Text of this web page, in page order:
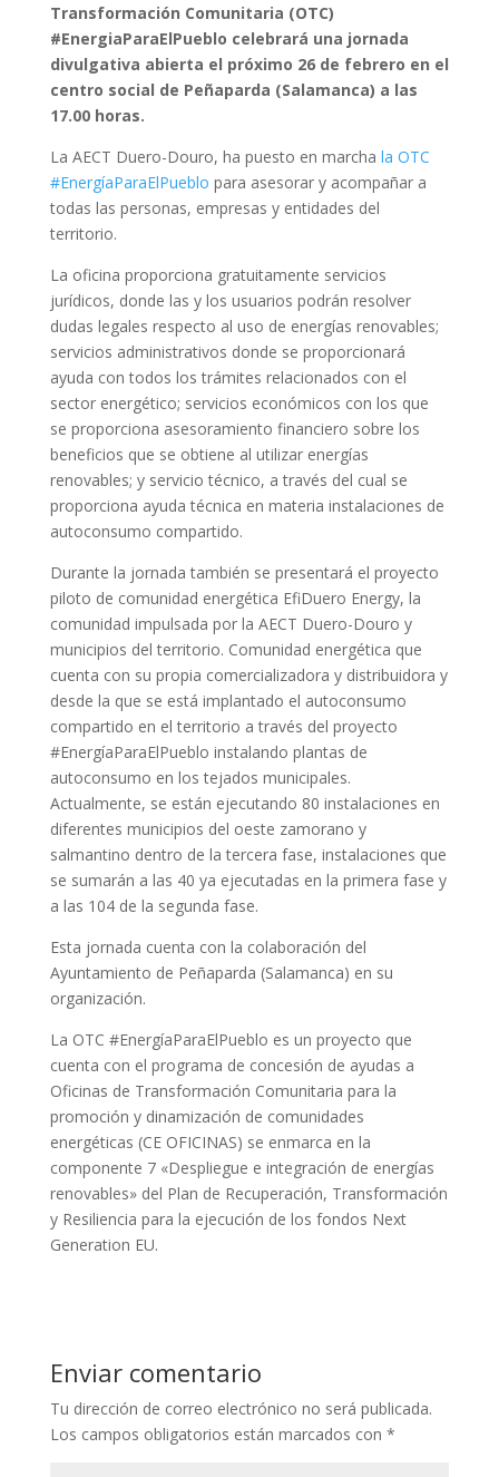
Transformación Comunitaria (OTC)
#EnergiaParaElPueblo celebrará una jornada
divulgativa abierta el próximo 26 de febrero en el
centro social de Peñaparda (Salamanca) a las
17.00 horas.
La AECT Duero-Douro, ha puesto en marcha la OTC
#EnergíaParaElPueblo para asesorar y acompañar a
todas las personas, empresas y entidades del
territorio.
La oficina proporciona gratuitamente servicios
jurídicos, donde las y los usuarios podrán resolver
dudas legales respecto al uso de energías renovables;
servicios administrativos donde se proporcionará
ayuda con todos los trámites relacionados con el
sector energético; servicios económicos con los que
se proporciona asesoramiento financiero sobre los
beneficios que se obtiene al utilizar energías
renovables; y servicio técnico, a través del cual se
proporciona ayuda técnica en materia instalaciones de
autoconsumo compartido.
Durante la jornada también se presentará el proyecto
piloto de comunidad energética EfiDuero Energy, la
comunidad impulsada por la AECT Duero-Douro y
municipios del territorio. Comunidad energética que
cuenta con su propia comercializadora y distribuidora y
desde la que se está implantado el autoconsumo
compartido en el territorio a través del proyecto
#EnergíaParaElPueblo instalando plantas de
autoconsumo en los tejados municipales.
Actualmente, se están ejecutando 80 instalaciones en
diferentes municipios del oeste zamorano y
salmantino dentro de la tercera fase, instalaciones que
se sumarán a las 40 ya ejecutadas en la primera fase y
a las 104 de la segunda fase.
Esta jornada cuenta con la colaboración del
Ayuntamiento de Peñaparda (Salamanca) en su
organización.
La OTC #EnergíaParaElPueblo es un proyecto que
cuenta con el programa de concesión de ayudas a
Oficinas de Transformación Comunitaria para la
promoción y dinamización de comunidades
energéticas (CE OFICINAS) se enmarca en la
componente 7 «Despliegue e integración de energías
renovables» del Plan de Recuperación, Transformación
y Resiliencia para la ejecución de los fondos Next
Generation EU.
Enviar comentario
Tu dirección de correo electrónico no será publicada.
Los campos obligatorios están marcados con *